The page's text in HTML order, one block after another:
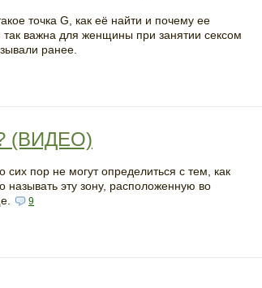
точка G, как её найти и почему ее
так важна для женщины при занятии сексом
ранее.
(ВИДЕО)
сих пор не могут определиться с тем, как
называть эту зону, расположенную во
9